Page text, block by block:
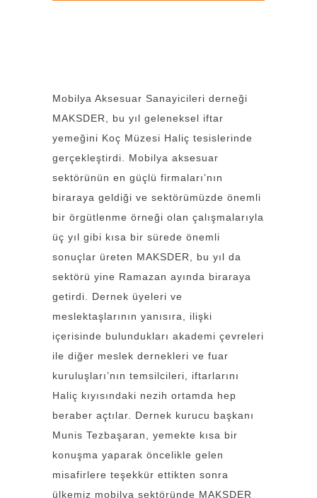
Mobilya Aksesuar Sanayicileri derneği
MAKSDER, bu yıl geleneksel iftar
yemeğini Koç Müzesi Haliç tesislerinde
gerçekleştirdi. Mobilya aksesuar
sektörünün en güçlü firmaları’nın
biraraya geldiği ve sektörümüzde önemli
bir örgütlenme örneği olan çalışmalarıyla
üç yıl gibi kısa bir sürede önemli
sonuçlar üreten MAKSDER, bu yıl da
sektörü yine Ramazan ayında biraraya
getirdi. Dernek üyeleri ve
meslektaşlarının yanısıra, ilişki
içerisinde bulundukları akademi çevreleri
ile diğer meslek dernekleri ve fuar
kuruluşları’nın temsilcileri, iftarlarını
Haliç kıyısındaki nezih ortamda hep
beraber açtılar. Dernek kurucu başkanı
Munis Tezbaşaran, yemekte kısa bir
konuşma yaparak öncelikle gelen
misafirlere teşekkür ettikten sonra
ülkemiz mobilya sektöründe MAKSDER